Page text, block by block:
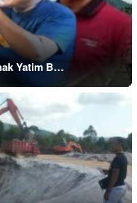
Yatim B…